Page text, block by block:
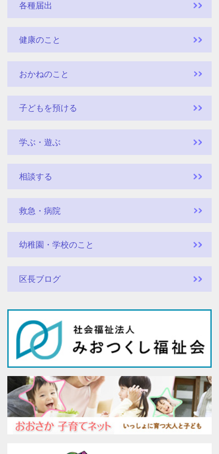
各種届出
健康のこと
おかねのこと
子どもを預ける
学ぶ・遊ぶ
相談する
救急・病院
幼稚園・学校のこと
区長ブログ